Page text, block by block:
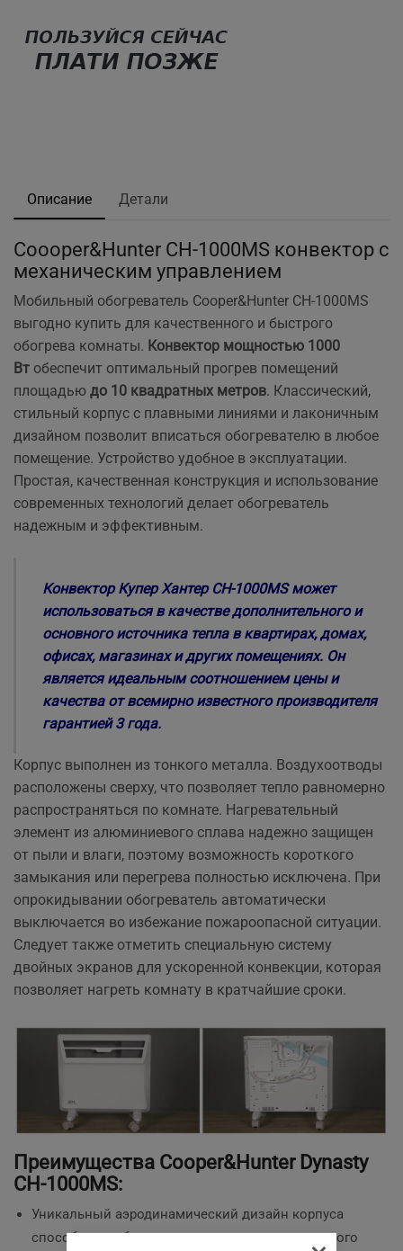
Описание Детали
Coooper&Hunter CH-1000MS конвектор с
механическим управлением
Мобильный обогреватель Cooper&Hunter CH-1000MS
выгодно купить для качественного и быстрого
обогрева комнаты. Конвектор мощностью 1000
Вт обеспечит оптимальный прогрев помещений
площадью до 10 квадратных метров. Классический,
стильный корпус с плавными линиями и лаконичным
дизайном позволит вписаться обогревателю в любое
помещение. Устройство удобное в эксплуатации.
Простая, качественная конструкция и использование
современных технологий делает обогреватель
надежным и эффективным.
Конвектор Купер Хантер CH-1000MS может
использоваться в качестве дополнительного и
основного источника тепла в квартирах, домах,
офисах, магазинах и других помещениях. Он
является идеальным соотношением цены и
качества от всемирно известного производителя
гарантией 3 года.
Корпус выполнен из тонкого металла. Воздухоотводы
расположены сверху, что позволяет тепло равномерно
распространяться по комнате. Нагревательный
элемент из алюминиевого сплава надежно защищен
от пыли и влаги, поэтому возможность короткого
замыкания или перегрева полностью исключена. При
опрокидывании обогреватель автоматически
выключается во избежание пожароопасной ситуации.
Следует также отметить специальную систему
двойных экранов для ускоренной конвекции, которая
позволяет нагреть комнату в кратчайшие сроки.
Преимущества Cooper&Hunter Dynasty
CH-1000MS:
Уникальный аэродинамический дизайн корпуса
способствует быстрому распространению теплого